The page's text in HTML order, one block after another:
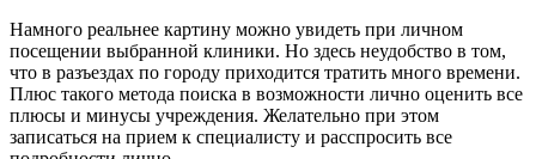
Намного реальнее картину можно увидеть при личном
посещении выбранной клиники. Но здесь неудобство в том,
что в разъездах по городу приходится тратить много времени.
Плюс такого метода поиска в возможности лично оценить все
плюсы и минусы учреждения. Желательно при этом
записаться на прием к специалисту и расспросить все